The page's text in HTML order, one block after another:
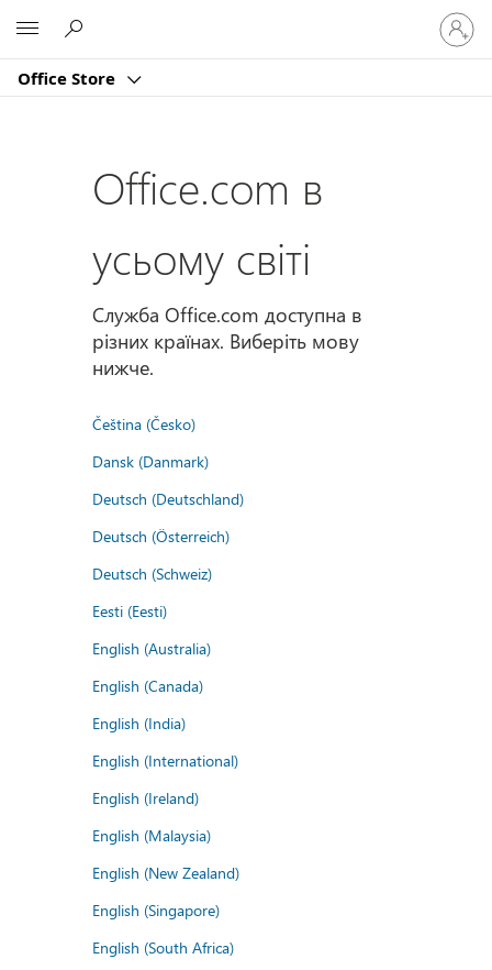
Office Store
свій
запис
Office.com в
усьому світі
Служба Office.com доступна в
різних країнах. Виберіть мову
нижче.
Čeština (Česko)
Dansk (Danmark)
Deutsch (Deutschland)
Deutsch (Österreich)
Deutsch (Schweiz)
Eesti (Eesti)
English (Australia)
English (Canada)
English (India)
English (International)
English (Ireland)
English (Malaysia)
English (New Zealand)
English (Singapore)
English (South Africa)